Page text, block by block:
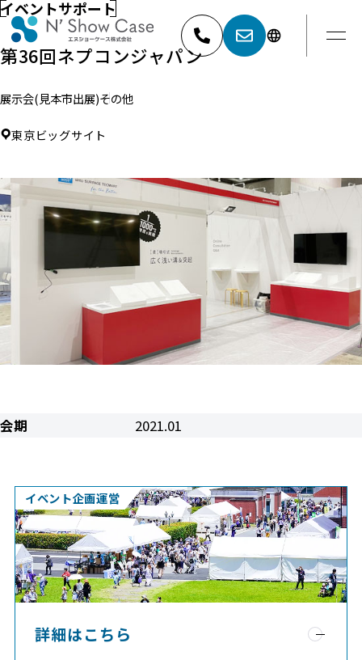
イベントサポート
第36回ネプコンジャパン
展示会(見本市出展)その他
東京ビッグサイト
会期 2021.01
イベント企画運営
詳細はこちら